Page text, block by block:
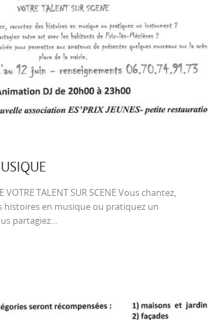
VOTRE TALENT SUR SCENE Vous chantez,
histoires en musique ou pratiquez un
partagiez...